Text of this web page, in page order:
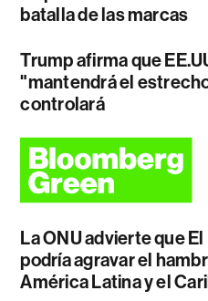
batalla de las marcas
Trump afirma que
"mantendrá el
controlará
La ONU advierte que
podría agravar el
América Latina y el